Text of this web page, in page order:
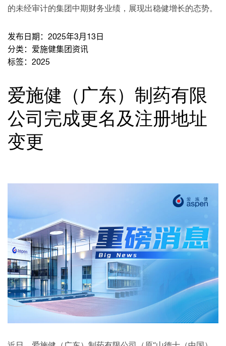
的未经审计的集团中期财务业绩，展现出稳健增长的态势。
发布日期： 2025年3月13日
分类： 爱施健集团资讯
标签： 2025
爱施健（广东）制药有限
公司完成更名及注册地址
变更